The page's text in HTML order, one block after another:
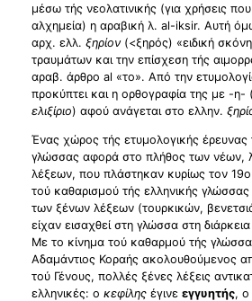
μέσω τής νεολατινικής (για χρήσεις
αλχημεία) η αραβική λ. al-iksir. Αυτή
αρχ. ελλ. ξηρίον(<ξηρός) «ειδική
τραυμάτων και την επίσχεση τής
αραβ. άρθρο al «το». Από την
προκύπτει και η ορθογραφία της με -η- (
ελιξίριο) αφού ανάγεται στο ελλην.
Ένας χώρος τής ετυμολογικής έρευνας
γλώσσας αφορά στο πλήθος των νέων,
λέξεων, που πλάστηκαν κυρίως τον 19ο
τού καθαρισμού τής ελληνικής
των ξένων λέξεων (τουρκικών,
είχαν εισαχθεί στη γλώσσα στη
Με το κίνημα τού καθαρμού τής
Αδαμάντιος Κοραής ακολουθούμενος
τού Γένους, πολλές ξένες λέξεις
ελληνικές: ο κεφίληςέγινε εγγυητής, ο